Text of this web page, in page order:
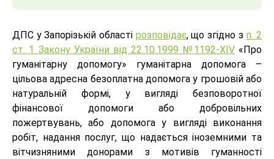
ДПС у Запорізькій області розповідає, що згідно з п. 2
ст. 1 Закону України від 22.10.1999 №1192-XIV«Про
гуманітарну допомогу» гуманітарна допомога –
цільова адресна безоплатна допомога у грошовій або
натуральній формі, у вигляді безповоротної
фінансової допомоги або добровільних
пожертвувань, або допомога у вигляді виконання
робіт, надання послуг, що надається іноземними та
вітчизняними донорами з мотивів гуманності